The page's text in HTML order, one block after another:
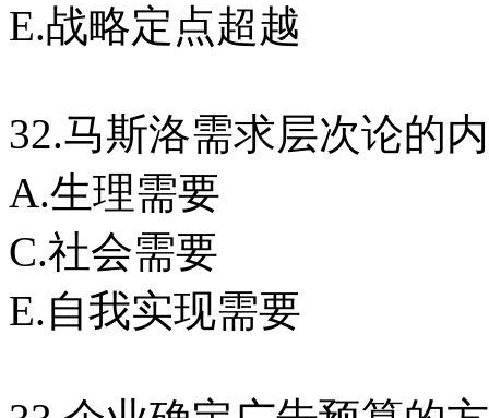
E.战略定点超越
32.马斯洛需求层次论
A.生理需要 B.
C.社会需要 D.
E.自我实现需要